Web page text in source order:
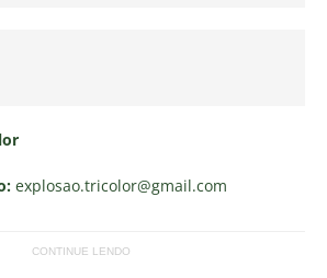
explosao.tricolor@gmail.com
CONTINUE LENDO